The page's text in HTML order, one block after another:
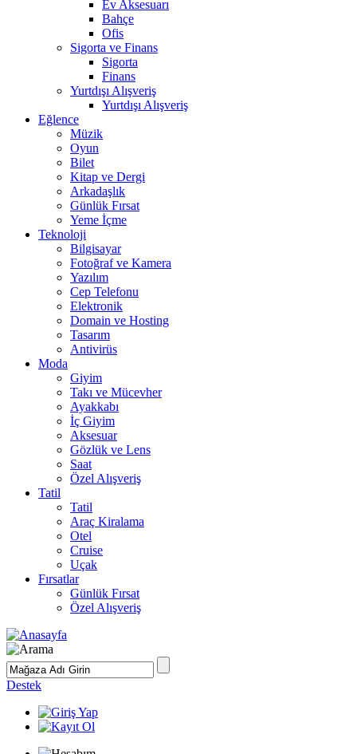
Ev Aksesuarı
Bahçe
Ofis
Sigorta ve Finans
Sigorta
Finans
Yurtdışı Alışveriş
Yurtdışı Alışveriş
Eğlence
Müzik
Oyun
Bilet
Kitap ve Dergi
Arkadaşlık
Günlük Fırsat
Yeme İçme
Teknoloji
Bilgisayar
Fotoğraf ve Kamera
Yazılım
Cep Telefonu
Elektronik
Domain ve Hosting
Tasarım
Antivirüs
Moda
Giyim
Takı ve Mücevher
Ayakkabı
İç Giyim
Aksesuar
Gözlük ve Lens
Saat
Özel Alışveriş
Tatil
Tatil
Araç Kiralama
Otel
Cruise
Uçak
Fırsatlar
Günlük Fırsat
Özel Alışveriş
Destek